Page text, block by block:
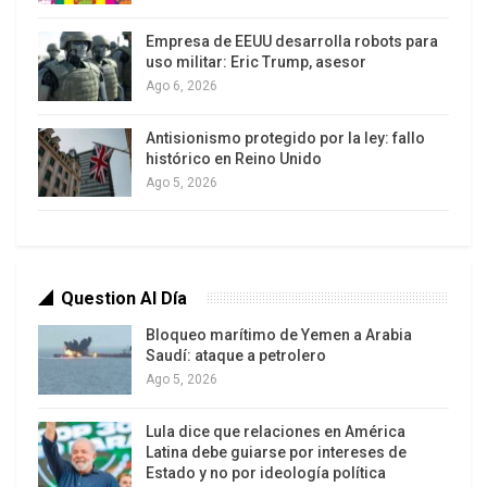
algunos medios adelantan, donde aseguran que el
presidente Hugo Chávez no se encuentra bien de
salud, tiene que ver con el hecho de que el
candidato opositor sigue bajando en las
«La última encuesta que se refiere a todo el
proceso, desde junio del 2011, nos da una amplia
ha ido incrementando mes a mes y esa tendencia
ocurrir que un 57 por ciento se convierta en un 12
por ciento. Estas estadísticas reflejan una
independientemente de lo que algunos voceros
opositores pretendan poner en el tapete»,
Empresa de EEUU desarrolla robots para
uso militar: Eric Trump, asesor
Ago 6, 2026
Antisionismo protegido por la ley: fallo
histórico en Reino Unido
Ago 5, 2026
Question Al Día
Bloqueo marítimo de Yemen a Arabia
Saudí: ataque a petrolero
Ago 5, 2026
Lula dice que relaciones en América
Latina debe guiarse por intereses de
Estado y no por ideología política